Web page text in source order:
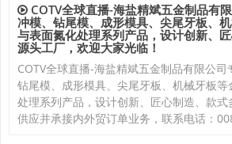
COTV全球直播-海盐精斌五金制品有
冲模、钻尾模、成形模具、尖尾牙板、
与表面氮化处理系列产品，设计创新、
源头工厂，欢迎大家光临！
COTV全球直播-海盐精斌五金制品有限公司
钻尾模、成形模具、尖尾牙板、机械牙板
处理系列产品，设计创新、匠心制造、款
供应并承接内外贸订单业务，联系电话：